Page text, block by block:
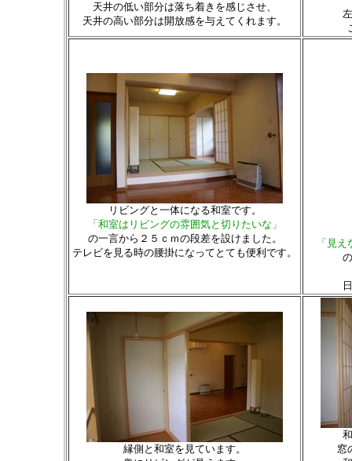
天井の低い部分は落ち着きを感じさせ、
天井の高い部分は開放感を与えてくれます。
リビングと一体になる和室です。
「和室はリビングの雰囲気と切りたいな」
の一言から２５ｃｍの段差を設けました。
テレビを見る時の腰掛になってとても便利です。
「見
縁側と和室を見ています。
窓